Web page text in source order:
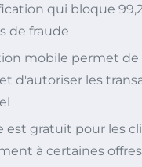
qui bloque
de fraude
mobile permet de
d'autoriser les
est gratuit pour les
à certaines offres